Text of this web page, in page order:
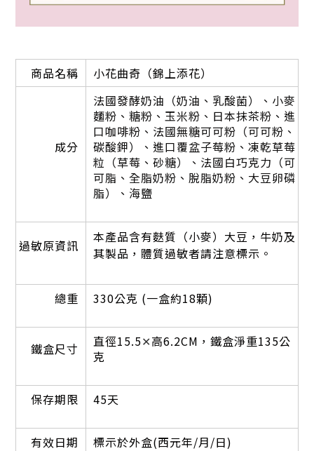
商品名稱 小花曲奇（錦上添花）
成分
法國發酵奶油（奶油、乳酸菌）、小麥
麵粉、糖粉、玉米粉、日本抹茶粉、進
口咖啡粉、法國無糖可可粉（可可粉、
碳酸鉀）、進口覆盆子莓粉、凍乾草莓
粒（草莓、砂糖）、法國白巧克力（可
可脂、全脂奶粉、脫脂奶粉、大豆卵磷
脂）、海鹽
過敏原資訊
本產品含有麩質（小麥）大豆，牛奶及
其製品，體質過敏者請注意標示。
總重 330公克 (一盒約18顆)
鐵盒尺寸 直徑15.5✕高6.2CM，鐵盒淨重135公
克
保存期限 45天
有效日期 標示於外盒(西元年/月/日)